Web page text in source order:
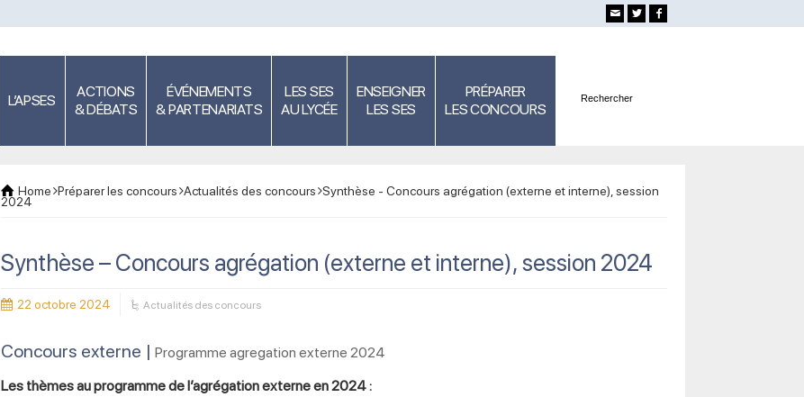
L’APSES
ACTIONS
& DÉBATS
ÉVÉNEMENTS
& PARTENARIATS
LES SES
AU LYCÉE
ENSEIGNER
LES SES
PRÉPARER
LES CONCOURS
Home Préparer les concours Actualités des concours Synthèse - Concours agrégation (externe et interne), session
2024
Synthèse – Concours agrégation (externe et interne), session 2024
22 octobre 2024 Actualités des concours
Concours externe | Programme agregation externe 2024
Les thèmes au programme de l’agrégation externe en 2024 :